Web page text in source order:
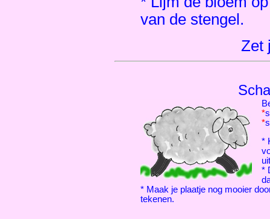
van de stengel.
Zet
*
*
*
*
* Maak je plaatje nog mooier
tekenen.